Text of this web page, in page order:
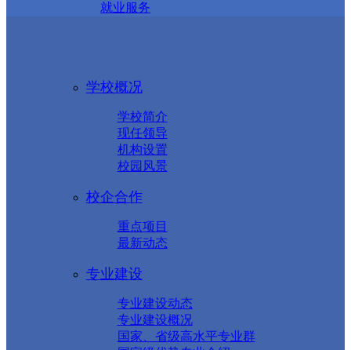
就业服务
学校概况
学校简介
现任领导
机构设置
校园风景
校企合作
重点项目
最新动态
专业建设
专业建设动态
专业建设概况
国家、省级高水平专业群